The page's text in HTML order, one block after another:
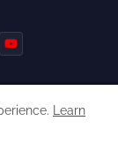
Learn